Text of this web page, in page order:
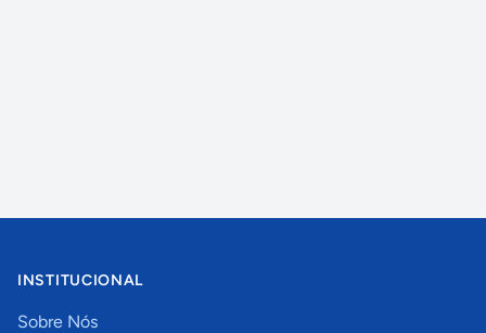
INSTITUCIONAL
Sobre Nós